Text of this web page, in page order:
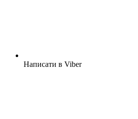
Написати в Viber